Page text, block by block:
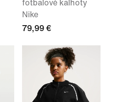
fotbalové kalhoty
Nike
79,99 €